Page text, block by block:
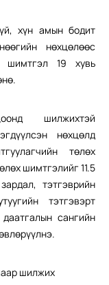
хүн амын бодит
нөхцөлөөс
шимтгэл 19 хувь
шилжихтэй
нөхцөлд
төлөх
шимтгэлийг 11.5
тэтгэврийн
тэтгэвэрт
сангийн
шилжих